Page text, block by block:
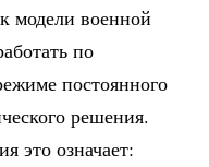
модели военной
по
постоянного
решения.
это означает: